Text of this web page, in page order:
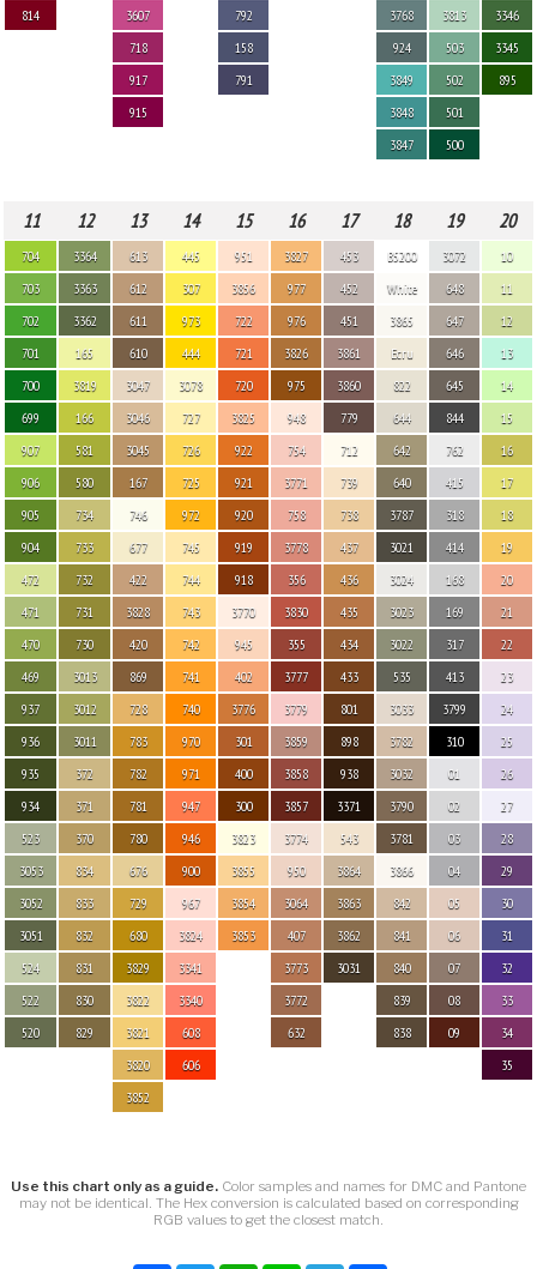
814
3607
718
917
915
792
158
791
3768
924
3849
3848
3847
3813
503
502
501
500
3346
3345
895
11 12 13 14 15 16 17 18 19 20
704
703
702
701
700
699
907
906
905
904
472
471
470
469
937
936
935
934
523
3053
3052
3051
524
522
520
3364
3363
3362
165
3819
166
581
580
734
733
732
731
730
3013
3012
3011
372
371
370
834
833
832
831
830
829
613
612
611
610
3047
3046
3045
167
746
677
422
3828
420
869
728
783
782
781
780
676
729
680
3829
3822
3821
3820
3852
445
307
973
444
3078
727
726
725
972
745
744
743
742
741
740
970
971
947
946
900
967
3824
3341
3340
608
606
951
3856
722
721
720
3825
922
921
920
919
918
3770
945
402
3776
301
400
300
3823
3855
3854
3853
3827
977
976
3826
975
948
754
3771
758
3778
356
3830
355
3777
3779
3859
3858
3857
3774
950
3064
407
3773
3772
632
453
452
451
3861
3860
779
712
739
738
437
436
435
434
433
801
898
938
3371
543
3864
3863
3862
3031
B5200
White
3865
Ecru
822
644
642
640
3787
3021
3024
3023
3022
535
3033
3782
3032
3790
3781
3866
842
841
840
839
838
3072
648
647
646
645
844
762
415
318
414
168
169
317
413
3799
310
01
02
03
04
05
06
07
08
09
10
11
12
13
14
15
16
17
18
19
20
21
22
23
24
25
26
27
28
29
30
31
32
33
34
35
Use this chart only as a guide. Color samples and names for DMC and Pantone
may not be identical. The Hex conversion is calculated based on corresponding
RGB values to get the closest match.